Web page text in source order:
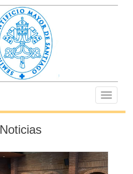
Toggle
Noticias